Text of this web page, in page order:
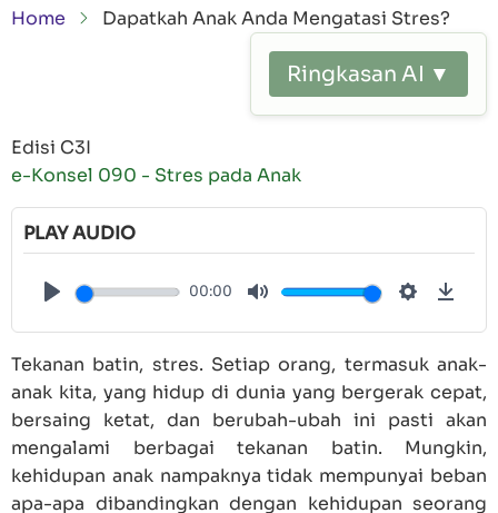
Breadcrumb
Home Dapatkah Anak Anda Mengatasi Stres?
Ringkasan AI ▼
Edisi C3I
e-Konsel 090 - Stres pada Anak
PLAY AUDIO
00:00
Tekanan batin, stres. Setiap orang, termasuk anak-
anak kita, yang hidup di dunia yang bergerak cepat,
bersaing ketat, dan berubah-ubah ini pasti akan
mengalami berbagai tekanan batin. Mungkin,
kehidupan anak nampaknya tidak mempunyai beban
apa-apa dibandingkan dengan kehidupan seorang